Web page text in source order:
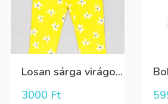
Losan sárga virágos 3/4-es leggings
3000 Ft